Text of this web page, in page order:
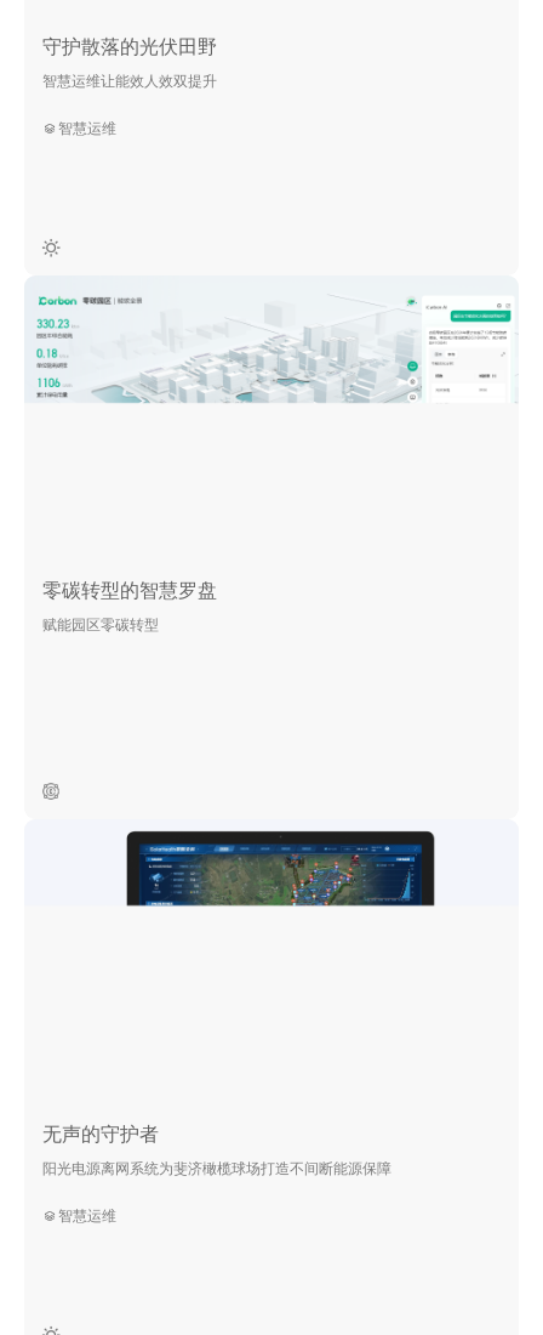
守护散落的光伏田野
智慧运维让能效人效双提升
智慧运维
零碳转型的智慧罗盘
赋能园区零碳转型
无声的守护者
阳光电源离网系统为斐济橄榄球场打造不间断能源保障
智慧运维